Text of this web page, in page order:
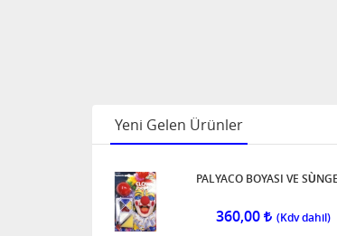
SİYAH TIRTIL
Yeni Gelen Ürünler
PALYACO BOYASI VE
360,00